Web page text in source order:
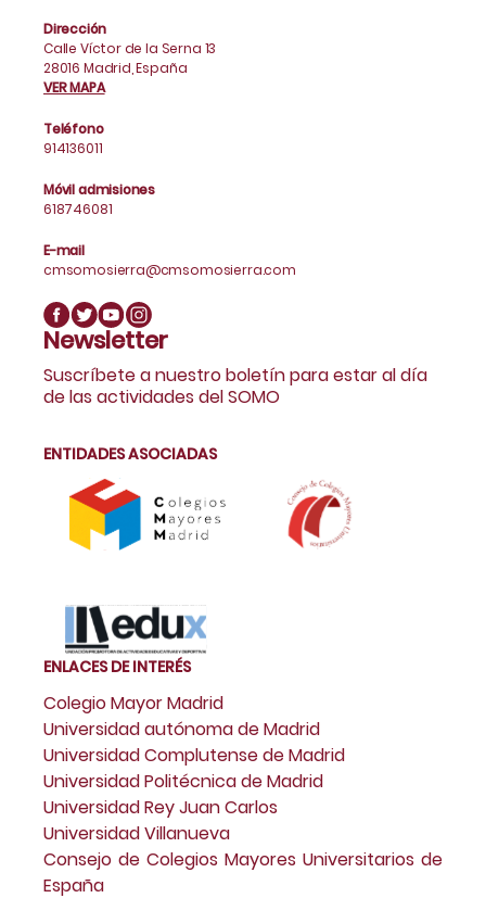
Dirección
Calle Víctor de la Serna 13
28016 Madrid, España
VER MAPA
Teléfono
914136011
Móvil admisiones
618746081
E-mail
cmsomosierra@cmsomosierra.com
Newsletter
Suscríbete a nuestro boletín para estar al día
de las actividades del SOMO
ENTIDADES ASOCIADAS
ENLACES DE INTERÉS
Colegio Mayor Madrid
Universidad autónoma de Madrid
Universidad Complutense de Madrid
Universidad Politécnica de Madrid
Universidad Rey Juan Carlos
Universidad Villanueva
Consejo de Colegios Mayores Universitarios de
España